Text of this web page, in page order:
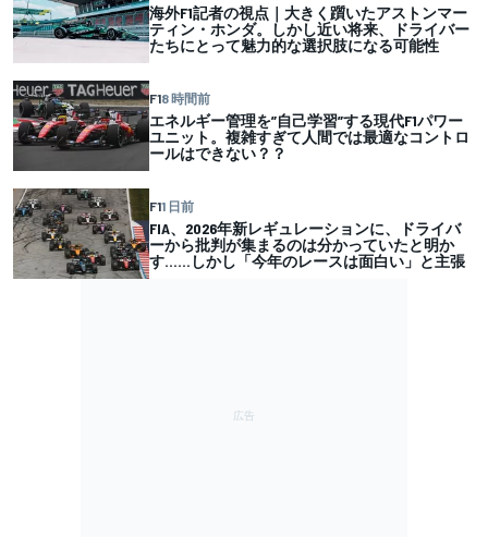
海外F1記者の視点｜大きく躓いたアストンマー
ティン・ホンダ。しかし近い将来、ドライバー
たちにとって魅力的な選択肢になる可能性
F18 時間前
エネルギー管理を”自己学習”する現代F1パワー
ユニット。複雑すぎて人間では最適なコントロ
ールはできない？？
F11 日前
FIA、2026年新レギュレーションに、ドライバ
ーから批判が集まるのは分かっていたと明か
す……しかし「今年のレースは面白い」と主張